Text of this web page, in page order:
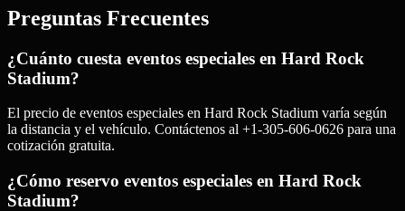
Preguntas Frecuentes
¿Cuánto cuesta eventos especiales en Hard Rock
Stadium?
El precio de eventos especiales en Hard Rock Stadium varía según
la distancia y el vehículo. Contáctenos al +1-305-606-0626 para una
cotización gratuita.
¿Cómo reservo eventos especiales en Hard Rock
Stadium?